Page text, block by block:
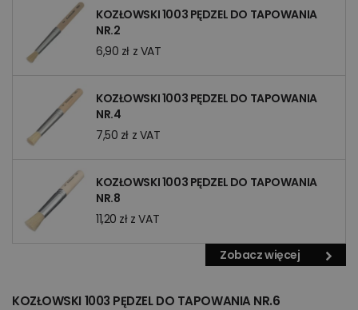
KOZŁOWSKI 1003 PĘDZEL DO TAPOWANIA
NR.2
6,90 zł z VAT
KOZŁOWSKI 1003 PĘDZEL DO TAPOWANIA
NR.4
7,50 zł z VAT
KOZŁOWSKI 1003 PĘDZEL DO TAPOWANIA
NR.8
11,20 zł z VAT
Zobacz więcej
KOZŁOWSKI 1003 PĘDZEL DO TAPOWANIA NR.6